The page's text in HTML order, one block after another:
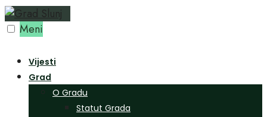
Preskoči
na Meni
Vijesti
Grad
O Gradu
Statut Grada